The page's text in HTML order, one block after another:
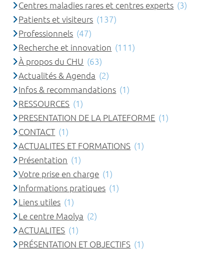
Centres maladies rares et centres experts (3)
Patients et visiteurs (137)
Professionnels (47)
Recherche et innovation (111)
À propos du CHU (63)
Actualités & Agenda (2)
Infos & recommandations (1)
RESSOURCES (1)
PRESENTATION DE LA PLATEFORME (1)
CONTACT (1)
ACTUALITES ET FORMATIONS (1)
Présentation (1)
Votre prise en charge (1)
Informations pratiques (1)
Liens utiles (1)
Le centre Maolya (2)
ACTUALITES (1)
PRÉSENTATION ET OBJECTIFS (1)